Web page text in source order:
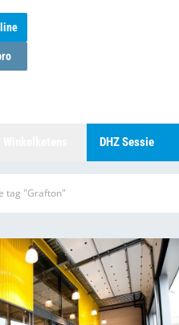
DHZ Sessie
tag "Grafton"